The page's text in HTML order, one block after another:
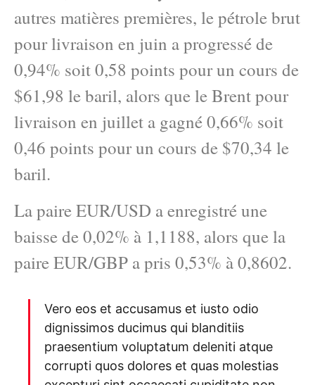
autres matières premières, le pétrole brut
pour livraison en juin a progressé de
0,94% soit 0,58 points pour un cours de
$61,98 le baril, alors que le Brent pour
livraison en juillet a gagné 0,66% soit
0,46 points pour un cours de $70,34 le
baril.
La paire EUR/USD a enregistré une
baisse de 0,02% à 1,1188, alors que la
paire EUR/GBP a pris 0,53% à 0,8602.
Vero eos et accusamus et iusto odio
dignissimos ducimus qui blanditiis
praesentium voluptatum deleniti atque
corrupti quos dolores et quas molestias